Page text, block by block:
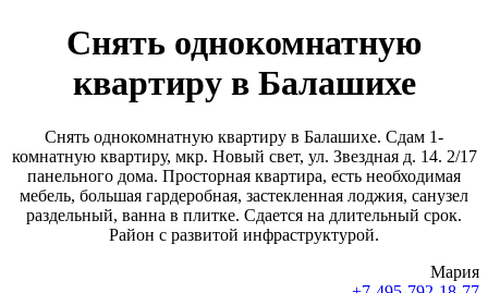
Снять однокомнатную
квартиру в Балашихе
Снять однокомнатную квартиру в Балашихе. Сдам 1-
комнатную квартиру, мкр. Новый свет, ул. Звездная д. 14. 2/17
панельного дома. Просторная квартира, есть необходимая
мебель, большая гардеробная, застекленная лоджия, санузел
раздельный, ванна в плитке. Сдается на длительный срок.
Район с развитой инфраструктурой.
Мария